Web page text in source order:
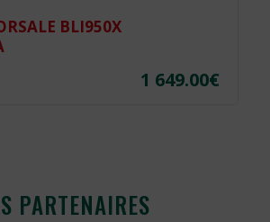
BLI950X
1 649.00€
PARTENAIRES